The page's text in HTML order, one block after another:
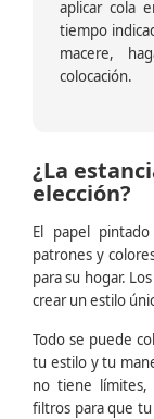
aplicar cola
tiempo
macere,
colocación.
¿La
elección?
El papel
patrones y
para su hogar.
crear un estilo
Todo se puede
tu estilo y tu
no tiene límites,
filtros para que